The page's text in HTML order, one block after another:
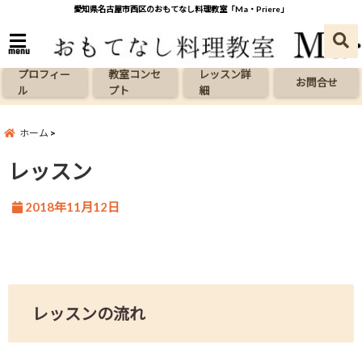
愛知県名古屋市西区のおもてなし料理教室「Ma・Priere」
menu
プロフィー
ル
教室コンセ
プト
レッスン詳
細
お問合せ
ホーム
レッスン
2018年11月12日
レッスンの流れ